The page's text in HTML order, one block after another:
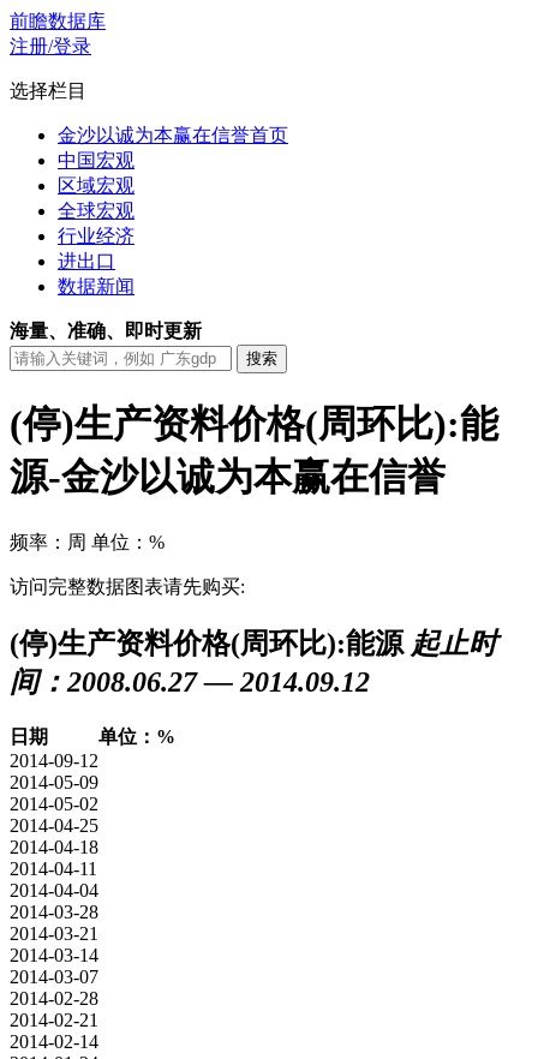
前瞻数据库
注册/登录
选择栏目
金沙以诚为本赢在信誉首页
中国宏观
区域宏观
全球宏观
行业经济
进出口
数据新闻
海量、准确、即时更新
(停)生产资料价格(周环比):能
源-金沙以诚为本赢在信誉
频率：周 单位：%
访问完整数据图表请先购买:
(停)生产资料价格(周环比):能源 起止时
间：2008.06.27 — 2014.09.12
日期
单位：%
2014-09-12
2014-05-09
2014-05-02
2014-04-25
2014-04-18
2014-04-11
2014-04-04
2014-03-28
2014-03-21
2014-03-14
2014-03-07
2014-02-28
2014-02-21
2014-02-14